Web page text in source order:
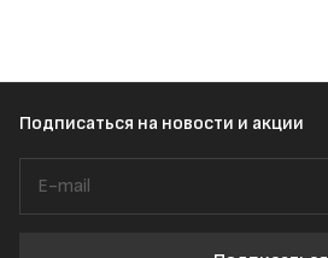
Подписаться на новости и акции